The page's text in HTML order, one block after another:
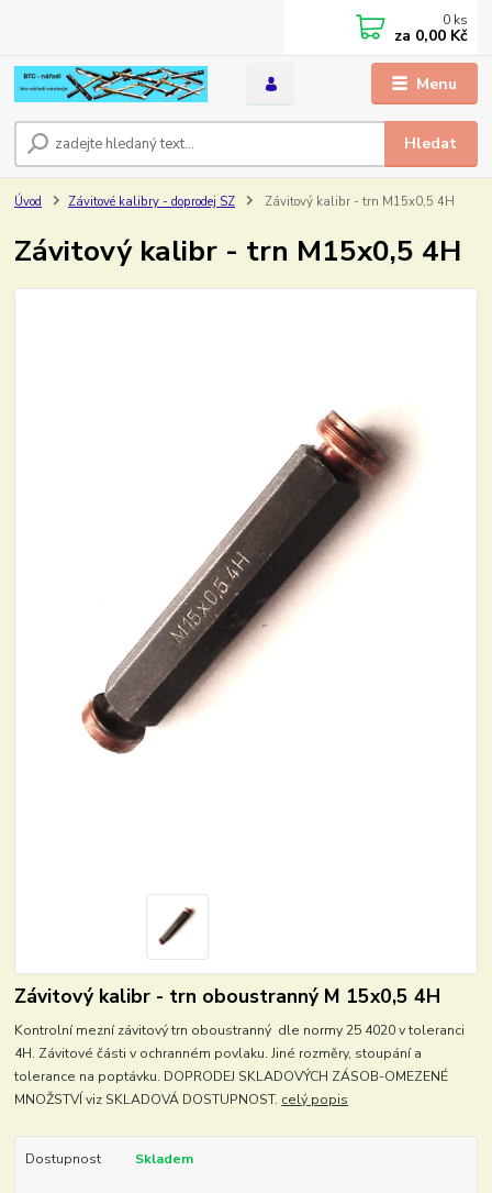
Menu
Hledat
0 ks
za 0,00 Kč
Úvod Závitové kalibry - doprodej SZ Závitový kalibr - trn M15x0,5 4H
Závitový kalibr - trn M15x0,5 4H
Závitový kalibr - trn oboustranný M 15x0,5 4H
Kontrolní mezní závitový trn oboustranný dle normy 25 4020 v toleranci
4H. Závitové části v ochranném povlaku. Jiné rozměry, stoupání a
tolerance na poptávku. DOPRODEJ SKLADOVÝCH ZÁSOB-OMEZENÉ
MNOŽSTVÍ viz SKLADOVÁ DOSTUPNOST. celý popis
Dostupnost Skladem